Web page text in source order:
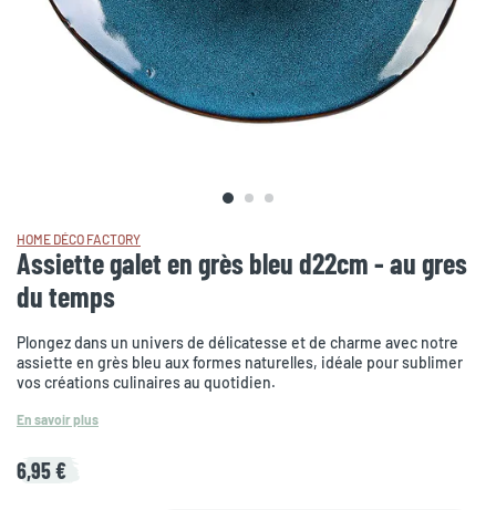
HOME DÉCO FACTORY
Assiette galet en grès bleu d22cm - au gres
du temps
Plongez dans un univers de délicatesse et de charme avec notre
assiette en grès bleu aux formes naturelles, idéale pour sublimer
vos créations culinaires au quotidien.
En savoir plus
6,95 €